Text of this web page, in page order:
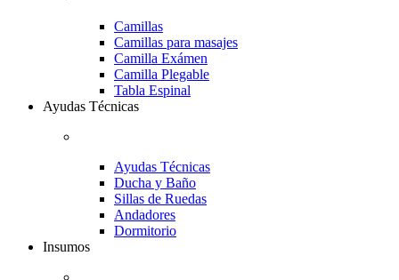
Camillas
Camillas para masajes
Camilla Exámen
Camilla Plegable
Tabla Espinal
Ayudas Técnicas
Ayudas Técnicas
Ducha y Baño
Sillas de Ruedas
Andadores
Dormitorio
Insumos